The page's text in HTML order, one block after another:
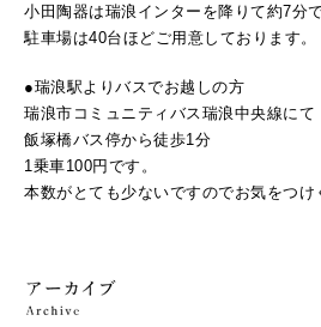
小田陶器は瑞浪インターを降りて約7分で
駐車場は40台ほどご用意しております。
●瑞浪駅よりバスでお越しの方
瑞浪市コミュニティバス瑞浪中央線にて
飯塚橋バス停から徒歩1分
1乗車100円です。
本数がとても少ないですのでお気をつけ